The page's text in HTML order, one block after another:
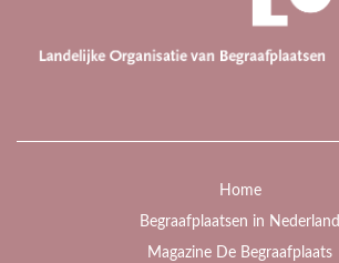
Home
Begraafplaatsen in Nederland
Magazine De Begraafplaats